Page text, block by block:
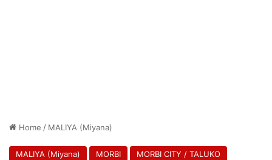
Home / MALIYA (Miyana)
MALIYA (Miyana) MORBI MORBI CITY / TALUKO